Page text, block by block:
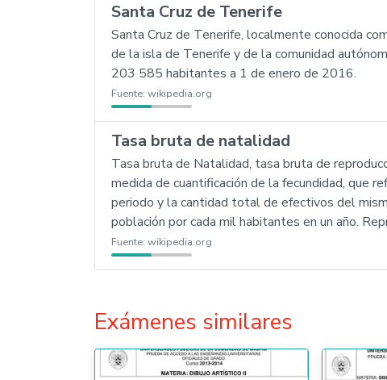
Santa Cruz de Tenerife
Santa Cruz de Tenerife, localmente conocida
de la isla de Tenerife y de la comunidad
203 585 habitantes a 1 de enero de 2016.
Fuente: wikipedia.org
Tasa bruta de natalidad
Tasa bruta de Natalidad, tasa bruta de
medida de cuantificación de la fecundidad, que
periodo y la cantidad total de efectivos del
población por cada mil habitantes en un año.
Fuente: wikipedia.org
Exámenes similares